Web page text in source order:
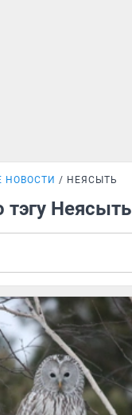
НОВОСТИ НЕЯСЫТЬ
тэгу Неясыть